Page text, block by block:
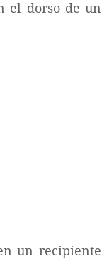
el dorso de un
un recipiente